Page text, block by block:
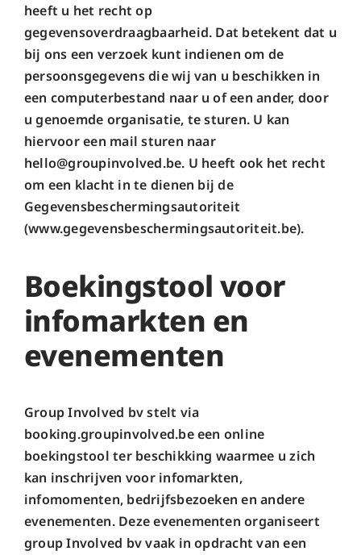
heeft u het recht op
gegevensoverdraagbaarheid. Dat betekent dat u
bij ons een verzoek kunt indienen om de
persoonsgegevens die wij van u beschikken in
een computerbestand naar u of een ander, door
u genoemde organisatie, te sturen. U kan
hiervoor een mail sturen naar
hello@groupinvolved.be. U heeft ook het recht
om een klacht in te dienen bij de
Gegevensbeschermingsautoriteit
(www.gegevensbeschermingsautoriteit.be).
Boekingstool voor
infomarkten en
evenementen
Group Involved bv stelt via
booking.groupinvolved.be een online
boekingstool ter beschikking waarmee u zich
kan inschrijven voor infomarkten,
infomomenten, bedrijfsbezoeken en andere
evenementen. Deze evenementen organiseert
group Involved bv vaak in opdracht van een